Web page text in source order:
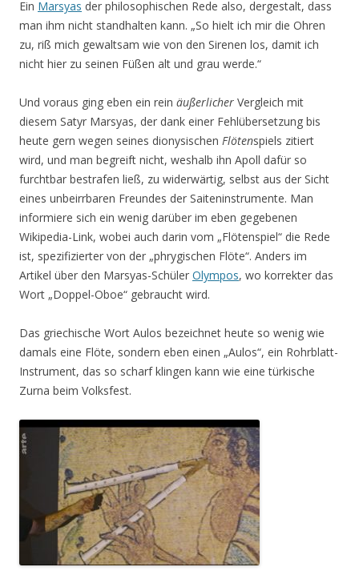
Ein Marsyas der philosophischen Rede also, dergestalt, dass
man ihm nicht standhalten kann. „So hielt ich mir die Ohren
zu, riß mich gewaltsam wie von den Sirenen los, damit ich
nicht hier zu seinen Füßen alt und grau werde.“
Und voraus ging eben ein rein äußerlicher Vergleich mit
diesem Satyr Marsyas, der dank einer Fehlübersetzung bis
heute gern wegen seines dionysischen Flötenspiels zitiert
wird, und man begreift nicht, weshalb ihn Apoll dafür so
furchtbar bestrafen ließ, zu widerwärtig, selbst aus der Sicht
eines unbeirrbaren Freundes der Saiteninstrumente. Man
informiere sich ein wenig darüber im eben gegebenen
Wikipedia-Link, wobei auch darin vom „Flötenspiel“ die Rede
ist, spezifizierter von der „phrygischen Flöte“. Anders im
Artikel über den Marsyas-Schüler Olympos, wo korrekter das
Wort „Doppel-Oboe“ gebraucht wird.
Das griechische Wort Aulos bezeichnet heute so wenig wie
damals eine Flöte, sondern eben einen „Aulos“, ein Rohrblatt-
Instrument, das so scharf klingen kann wie eine türkische
Zurna beim Volksfest.